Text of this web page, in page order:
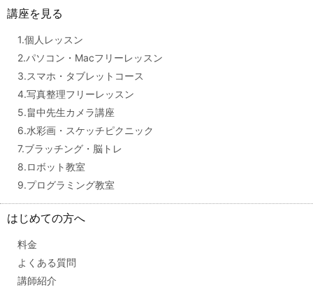
講座を見る
1.個人レッスン
2.パソコン・Macフリーレッスン
3.スマホ・タブレットコース
4.写真整理フリーレッスン
5.畠中先生カメラ講座
6.水彩画・スケッチピクニック
7.ブラッチング・脳トレ
8.ロボット教室
9.プログラミング教室
はじめての方へ
料金
よくある質問
講師紹介